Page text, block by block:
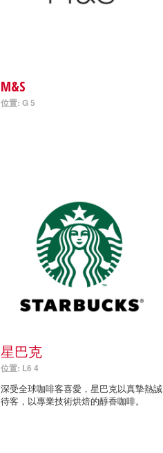
M&S
位置: G 5
星巴克
位置: L6 4
深受全球咖啡客喜愛，星巴克以真摯熱誠
待客，以專業技術烘焙的醇香咖啡。